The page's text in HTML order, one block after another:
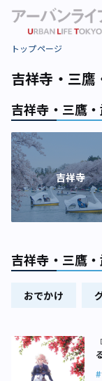
トップページ
吉祥寺・三鷹
吉祥寺・三鷹
吉祥寺
吉祥寺・三鷹
おでかけ